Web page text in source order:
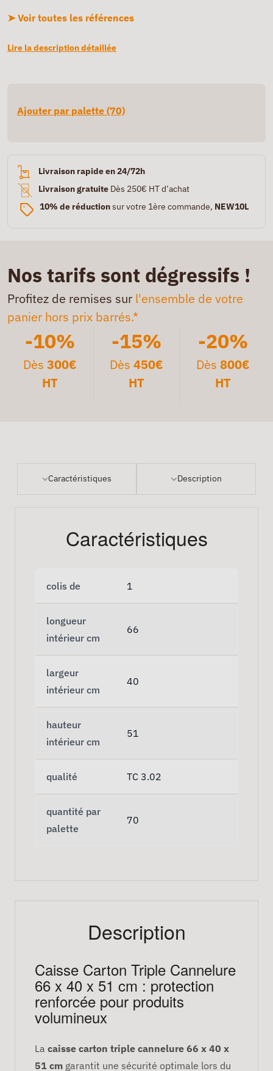
➤ Voir toutes les références
Lire la description détaillée
Ajouter par palette (70)
Livraison rapide en 24/72h
Livraison gratuite Dès 250€ HT d’achat
10% de réductionsur votre 1ère commande, NEW10L
Nos tarifs sont dégressifs !
Profitez de remises sur l'ensemble de votre
panier hors prix barrés.*
-10%
Dès300€
HT
-15%
Dès 450€
HT
-20%
Dès 800€
HT
Caractéristiques Description
Caractéristiques
colis de 1
longueur
intérieur cm
66
largeur
intérieur cm
40
hauteur
intérieur cm
51
qualité TC 3.02
quantité par
palette
70
Description
Caisse Carton Triple Cannelure
66 x 40 x 51 cm : protection
renforcée pour produits
volumineux
La caisse carton triple cannelure 66 x 40 x
51 cm garantit une sécurité optimale lors du